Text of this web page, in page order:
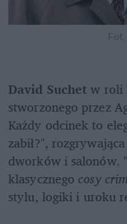
David Suchet w roli
stworzonego przez
Każdy odcinek to
zabił?",
dworków i salonów.
klasycznego cosy
stylu, logiki i uroku